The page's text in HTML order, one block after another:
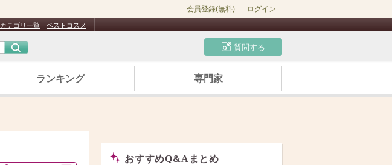
会員登録(無料) ログイン
カテゴリ一覧 ベストコスメ
質問する
ランキング 専門家
おすすめQ&Aまとめ